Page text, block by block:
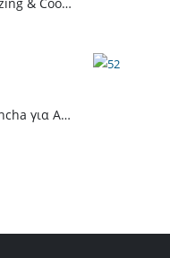
Outdoorchef Blazing & Cooking Zone Kit Plus για Ψησταριά Arosa Evo
Outdoorchef Plancha για Arosa Evo